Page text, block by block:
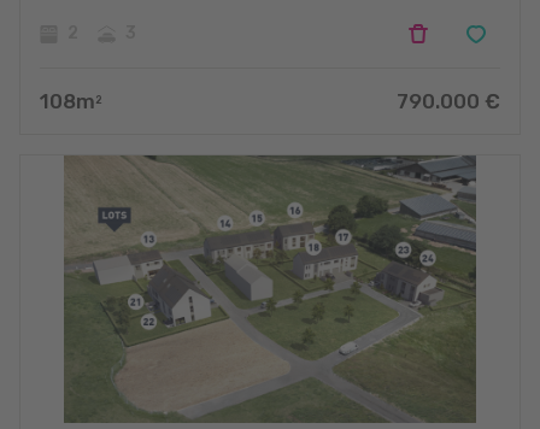
108m 2 790.000 €